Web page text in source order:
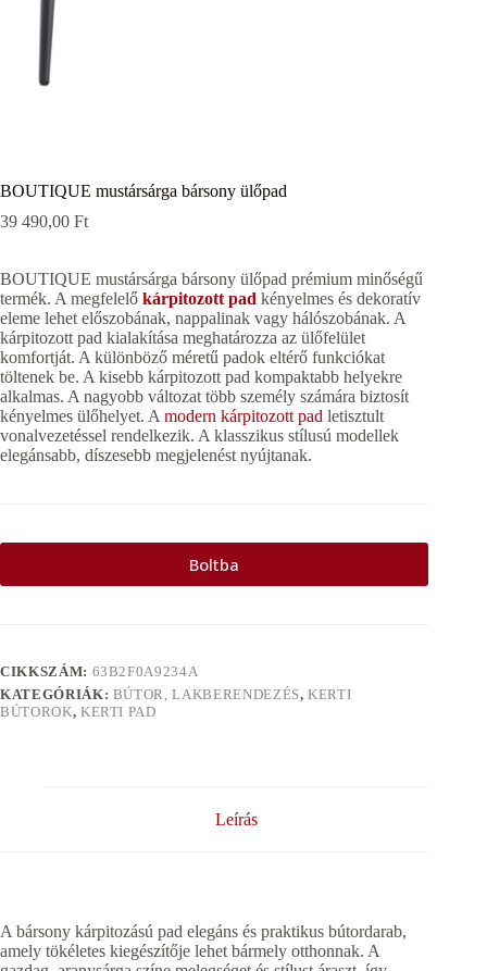
BOUTIQUE mustársárga bársony ülőpad
39 490,00 Ft
BOUTIQUE mustársárga bársony ülőpad prémium minőségű
termék. A megfelelő kárpitozott pad kényelmes és dekoratív
eleme lehet előszobának, nappalinak vagy hálószobának. A
kárpitozott pad kialakítása meghatározza az ülőfelület
komfortját. A különböző méretű padok eltérő funkciókat
töltenek be. A kisebb kárpitozott pad kompaktabb helyekre
alkalmas. A nagyobb változat több személy számára biztosít
kényelmes ülőhelyet. A modern kárpitozott pad letisztult
vonalvezetéssel rendelkezik. A klasszikus stílusú modellek
elegánsabb, díszesebb megjelenést nyújtanak.
Boltba
CIKKSZÁM: 63B2F0A9234A
KATEGÓRIÁK: BÚTOR, LAKBERENDEZÉS,KERTI
BÚTOROK, KERTI PAD
Leírás
A bársony kárpitozású pad elegáns és praktikus bútordarab,
amely tökéletes kiegészítője lehet bármely otthonnak. A